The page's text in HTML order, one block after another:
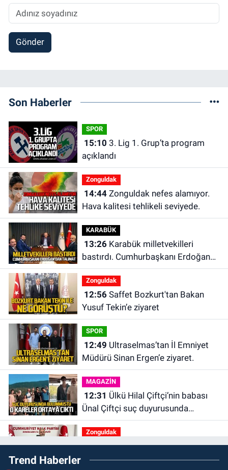
Gönder
Son Haberler
SPOR
15:10
açıklandı
Zonguldak
14:44Zonguldak nefes alamıyor.
Hava kalitesi tehlikeli seviyede.
KARABÜK
13:26Karabük milletvekilleri
bastırdı. Cumhurbaşkanı Erdoğan
talimat verdi
Zonguldak
12:56Saffet Bozkurt'tan Bakan
Yusuf Tekin’e ziyaret
SPOR
12:49
Müdürü Sinan Ergen’e ziyaret.
MAGAZİN
12:31
Ünal Çiftçi suç duyurusunda
bulundu. Birlikte çekilen kareler
ortaya çıktı.
Zonguldak
12:00Olcay Can görevine resmen
başladı.
Trend Haberler